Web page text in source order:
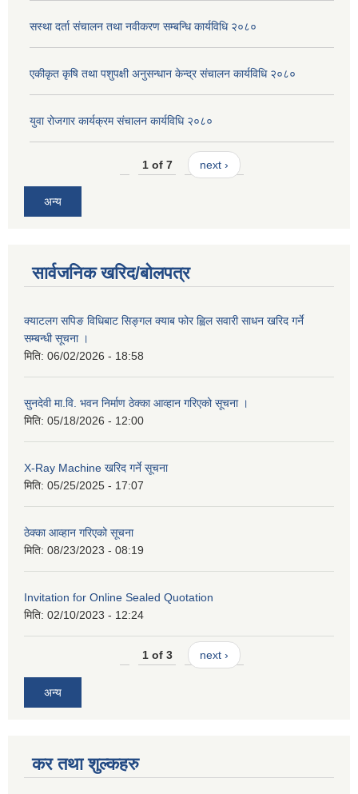
सस्था दर्ता संचालन तथा नवीकरण सम्बन्धि कार्यविधि २०८०
एकीकृत कृषि तथा पशुपक्षी अनुसन्धान केन्द्र संचालन कार्यविधि २०८०
युवा रोजगार कार्यक्रम संचालन कार्यविधि २०८०
1 of 7 next ›
अन्य
सार्वजनिक खरिद/बोलपत्र
क्याटलग सपिङ विधिबाट सिङ्गल क्याब फोर ह्विल सवारी साधन खरिद गर्ने
सम्बन्धी सूचना ।
मिति: 06/02/2026 - 18:58
सुनदेवी मा.वि. भवन निर्माण ठेक्का आव्हान गरिएको सूचना ।
मिति: 05/18/2026 - 12:00
X-Ray Machine खरिद गर्ने सूचना
मिति: 05/25/2025 - 17:07
ठेक्का आव्हान गरिएको सूचना
मिति: 08/23/2023 - 08:19
Invitation for Online Sealed Quotation
मिति: 02/10/2023 - 12:24
1 of 3 next ›
अन्य
कर तथा शुल्कहरु